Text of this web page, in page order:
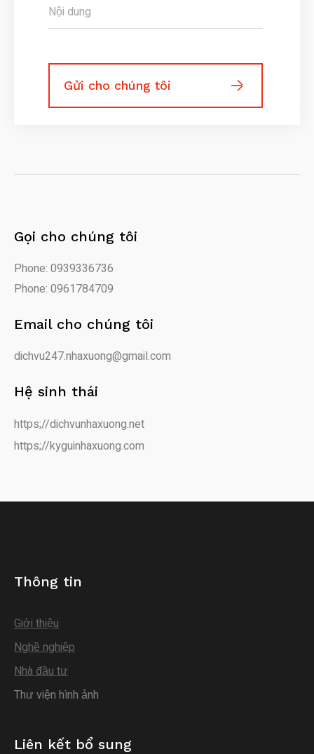
Gọi cho chúng tôi
Phone: 0939336736
Phone: 0961784709
Email cho chúng tôi
dichvu247.nhaxuong@gmail.com
Hệ sinh thái
https;//dichvunhaxuong.net
https;//kyguinhaxuong.com
Thông tin
Giới thiệu
Nghề nghiệp
Nhà đầu tư
Thư viện hình ảnh
Liên kết bổ sung